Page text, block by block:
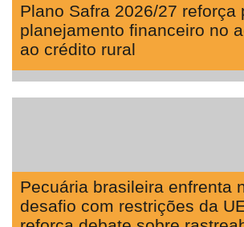
Plano Safra 2026/27 reforça
planejamento financeiro no
ao crédito rural
Pecuária brasileira enfrenta
desafio com restrições da